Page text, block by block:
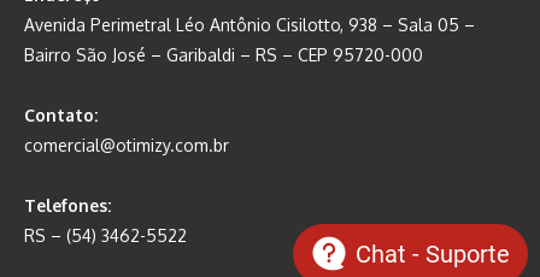
Avenida Perimetral Léo Antônio Cisilotto, 938 – Sala 05 –
Bairro São José – Garibaldi – RS – CEP 95720-000
Contato:
comercial@otimizy.com.br
Telefones:
RS – (54) 3462-5522
Chat - Suporte